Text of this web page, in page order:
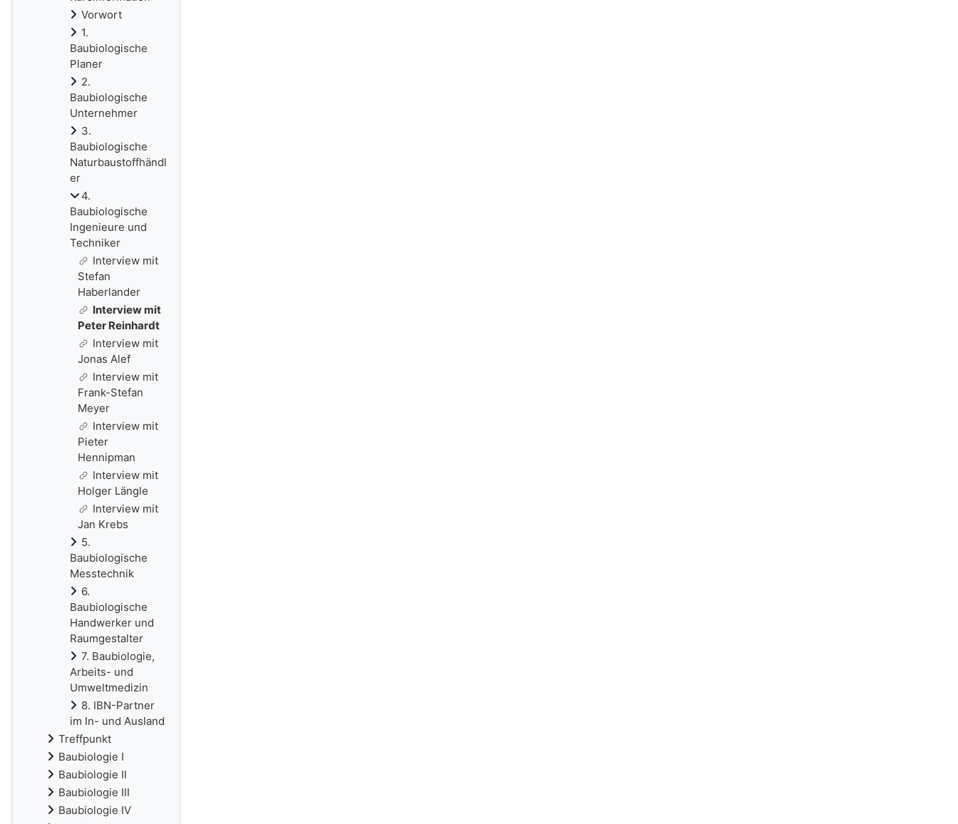
Vorwort
1.
Baubiologische
Planer
2.
Baubiologische
Unternehmer
3.
Baubiologische
Naturbaustoffhändl
er
4.
Baubiologische
Ingenieure und
Techniker
Interview mit
Stefan
Haberlander
Interview mit
Peter Reinhardt
Interview mit
Jonas Alef
Interview mit
Frank-Stefan
Meyer
Interview mit
Pieter
Hennipman
Interview mit
Holger Längle
Interview mit
Jan Krebs
5.
Baubiologische
Messtechnik
6.
Baubiologische
Handwerker und
Raumgestalter
7. Baubiologie,
Arbeits- und
Umweltmedizin
8. IBN-Partner
im In- und Ausland
Treffpunkt
Baubiologie I
Baubiologie II
Baubiologie III
Baubiologie IV